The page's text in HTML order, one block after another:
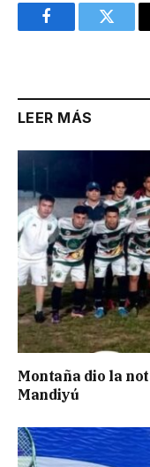
Facebook
LEER MÁS
Montaña dio la
Mandiyú